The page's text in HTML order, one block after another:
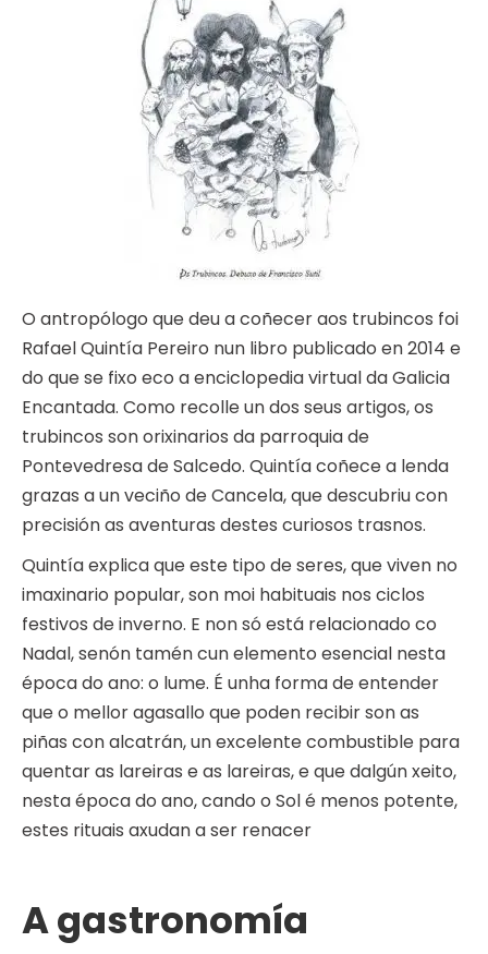
O antropólogo que deu a coñecer aos trubincos foi
Rafael Quintía Pereiro nun libro publicado en 2014 e
do que se fixo eco a enciclopedia virtual da Galicia
Encantada. Como recolle un dos seus artigos, os
trubincos son orixinarios da parroquia de
Pontevedresa de Salcedo. Quintía coñece a lenda
grazas a un veciño de Cancela, que descubriu con
precisión as aventuras destes curiosos trasnos.
Quintía explica que este tipo de seres, que viven no
imaxinario popular, son moi habituais nos ciclos
festivos de inverno. E non só está relacionado co
Nadal, senón tamén cun elemento esencial nesta
época do ano: o lume. É unha forma de entender
que o mellor agasallo que poden recibir son as
piñas con alcatrán, un excelente combustible para
quentar as lareiras e as lareiras, e que dalgún xeito,
nesta época do ano, cando o Sol é menos potente,
estes rituais axudan a ser renacer
A gastronomía